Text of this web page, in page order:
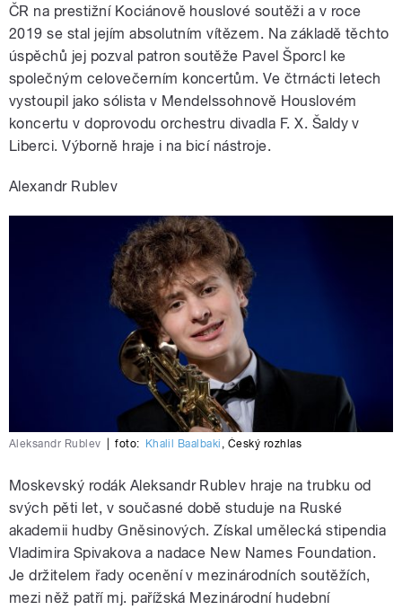
ČR na prestižní Kociánově houslové soutěži a v roce
2019 se stal jejím absolutním vítězem. Na základě těchto
úspěchů jej pozval patron soutěže Pavel Šporcl ke
společným celovečerním koncertům. Ve čtrnácti letech
vystoupil jako sólista v Mendelssohnově Houslovém
koncertu v doprovodu orchestru divadla F. X. Šaldy v
Liberci. Výborně hraje i na bicí nástroje.
Alexandr Rublev
Aleksandr Rublev foto: Khalil Baalbaki Český rozhlas
Moskevský rodák Aleksandr Rublev hraje na trubku od
svých pěti let, v současné době studuje na Ruské
akademii hudby Gněsinových. Získal umělecká stipendia
Vladimira Spivakova a nadace New Names Foundation.
Je držitelem řady ocenění v mezinárodních soutěžích,
mezi něž patří mj. pařížská Mezinárodní hudební